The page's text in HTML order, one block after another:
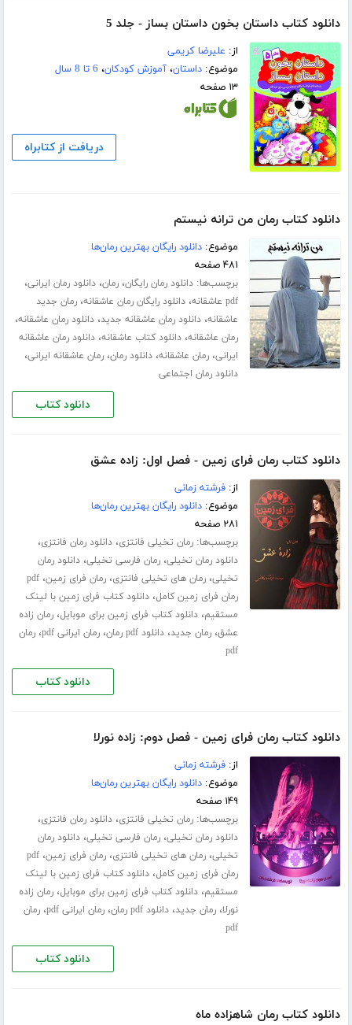
دانلود کتاب داستان بخون داستان بساز - جلد 5
از: علیرضا کریمی
موضوع:داستان،آموزش کودکان، 6 تا 8 سال
۱۳ صفحه
دریافت از کتابراه
دانلود کتاب رمان من ترانه نیستم
موضوع:دانلود رایگان بهترین رمان‌ها
۴۸۱ صفحه
برچسب‌ها:دانلود رمان رایگان،رمان،دانلود رمان ایرانی،
pdf عاشقانه ،دانلود رایگان رمان عاشقانه،رمان جدید
عاشقانه،دانلود رمان عاشقانه جدید،دانلود رمان عاشقانه،
رمان عاشقانه،دانلود کتاب عاشقانه،دانلود رمان عاشقانه
ایرانی،رمان عاشقانه،دانلود رمان،رمان عاشقانه ایرانی،
دانلود رمان اجتماعی
دانلود کتاب
دانلود کتاب رمان فرای زمین - فصل اول: زاده عشق
از:فرشته زمانی
موضوع:دانلود رایگان بهترین رمان‌ها
۲۸۱ صفحه
برچسب‌ها:رمان تخیلی فانتزی،دانلود رمان فانتزی،
دانلود رمان تخیلی،رمان فارسی تخیلی،دانلود رمان
تخیلی،رمان های تخیلی فانتزی،رمان فرای زمین،pdf
رمان فرای زمین کامل،دانلود کتاب فرای زمین با لینک
مستقیم،دانلود کتاب فرای زمین برای موبایل،رمان زاده
عشق،رمان جدید،دانلود pdf رمان ،رمان ایرانی pdf ،رمان
pdf
دانلود کتاب
دانلود کتاب رمان فرای زمین - فصل دوم: زاده نورلا
از:فرشته زمانی
موضوع:دانلود رایگان بهترین رمان‌ها
۱۴۹ صفحه
برچسب‌ها:رمان تخیلی فانتزی،دانلود رمان فانتزی،
دانلود رمان تخیلی،رمان فارسی تخیلی،دانلود رمان
تخیلی،رمان های تخیلی فانتزی،رمان فرای زمین،pdf
رمان فرای زمین کامل،دانلود کتاب فرای زمین با لینک
مستقیم،دانلود کتاب فرای زمین برای موبایل،رمان زاده
نورلا،رمان جدید،دانلود pdf رمان ،رمان ایرانی pdf ،رمان
pdf
دانلود کتاب
دانلود کتاب رمان شاهزاده ماه